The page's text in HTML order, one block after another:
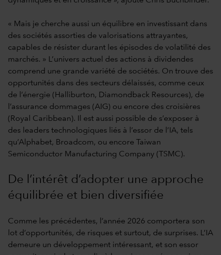
« Mais je cherche aussi un équilibre en investissant dans
des sociétés assorties de valorisations attrayantes,
capables de résister durant les épisodes de volatilité des
marchés. » L’univers actuel des actions à dividendes
comprend une grande variété de sociétés. On trouve des
opportunités dans des secteurs délaissés, comme ceux
de l’énergie (Halliburton, Diamondback Resources), de
l’assurance dommages (AIG) ou encore des croisières
(Royal Caribbean). Il est aussi possible de s’exposer à
des leaders technologiques liés à l’essor de l’IA, tels
qu’Alphabet, Broadcom, ou encore Taiwan
Semiconductor Manufacturing Company (TSMC).
De l’intérêt d’adopter une approche
équilibrée et bien diversifiée
Comme les précédentes, l’année 2026 comportera son
lot d’opportunités, de risques et surtout, de surprises. L’IA
demeure un développement intéressant, et son essor